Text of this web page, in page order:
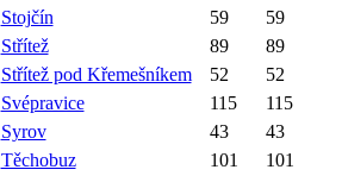
Stojčín
59
59
Střítež
89
89
Střítež pod Křemešníkem
52
52
Svépravice
115
115
Syrov
43
43
Těchobuz
101
101